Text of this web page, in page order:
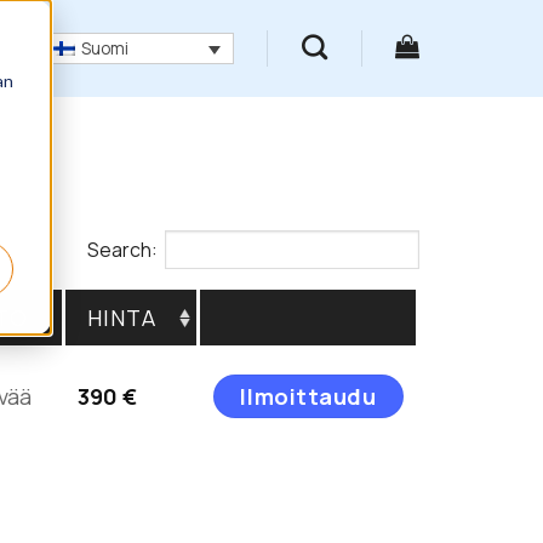
Suomi
Search:
HINTA
390 € Ilmoittaudu
Tällä